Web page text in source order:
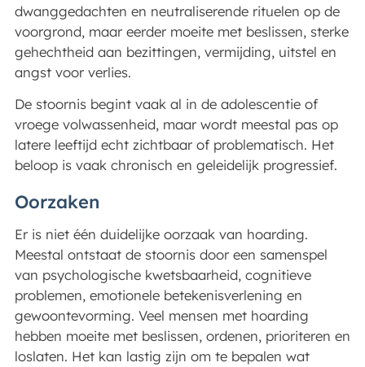
dwanggedachten en neutraliserende rituelen op de
voorgrond, maar eerder moeite met beslissen, sterke
gehechtheid aan bezittingen, vermijding, uitstel en
angst voor verlies.
De stoornis begint vaak al in de adolescentie of
vroege volwassenheid, maar wordt meestal pas op
latere leeftijd echt zichtbaar of problematisch. Het
beloop is vaak chronisch en geleidelijk progressief.
Oorzaken
Er is niet één duidelijke oorzaak van hoarding.
Meestal ontstaat de stoornis door een samenspel
van psychologische kwetsbaarheid, cognitieve
problemen, emotionele betekenisverlening en
gewoontevorming. Veel mensen met hoarding
hebben moeite met beslissen, ordenen, prioriteren en
loslaten. Het kan lastig zijn om te bepalen wat